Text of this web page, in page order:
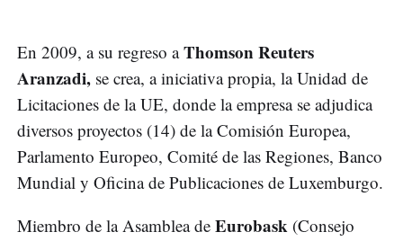
En 2009, a su regreso aThomson Reuters
Aranzadi, se crea, a iniciativa propia, la Unidad de
Licitaciones de la UE, donde la empresa se adjudica
diversos proyectos (14) de la Comisión Europea,
Parlamento Europeo, Comité de las Regiones, Banco
Mundial y Oficina de Publicaciones de Luxemburgo.
Miembro de la Asamblea de Eurobask (Consejo